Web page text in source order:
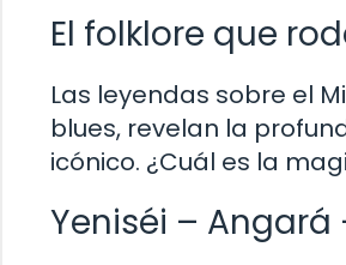
El folklore que
Las leyendas sobre el
blues, revelan la
icónico. ¿Cuál es la
Yeniséi – Angará